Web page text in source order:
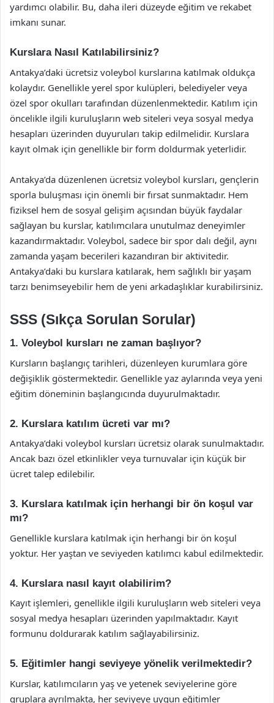
yardımcı olabilir. Bu, daha ileri düzeyde eğitim ve rekabet
imkanı sunar.
Kurslara Nasıl Katılabilirsiniz?
Antakya’daki ücretsiz voleybol kurslarına katılmak oldukça
kolaydır. Genellikle yerel spor kulüpleri, belediyeler veya
özel spor okulları tarafından düzenlenmektedir. Katılım için
öncelikle ilgili kuruluşların web siteleri veya sosyal medya
hesapları üzerinden duyuruları takip edilmelidir. Kurslara
kayıt olmak için genellikle bir form doldurmak yeterlidir.
Antakya’da düzenlenen ücretsiz voleybol kursları, gençlerin
sporla buluşması için önemli bir fırsat sunmaktadır. Hem
fiziksel hem de sosyal gelişim açısından büyük faydalar
sağlayan bu kurslar, katılımcılara unutulmaz deneyimler
kazandırmaktadır. Voleybol, sadece bir spor dalı değil, aynı
zamanda yaşam becerileri kazandıran bir aktivitedir.
Antakya’daki bu kurslara katılarak, hem sağlıklı bir yaşam
tarzı benimseyebilir hem de yeni arkadaşlıklar kurabilirsiniz.
SSS (Sıkça Sorulan Sorular)
1. Voleybol kursları ne zaman başlıyor?
Kursların başlangıç tarihleri, düzenleyen kurumlara göre
değişiklik göstermektedir. Genellikle yaz aylarında veya yeni
eğitim döneminin başlangıcında duyurulmaktadır.
2. Kurslara katılım ücreti var mı?
Antakya’daki voleybol kursları ücretsiz olarak sunulmaktadır.
Ancak bazı özel etkinlikler veya turnuvalar için küçük bir
ücret talep edilebilir.
3. Kurslara katılmak için herhangi bir ön koşul var
mı?
Genellikle kurslara katılmak için herhangi bir ön koşul
yoktur. Her yaştan ve seviyeden katılımcı kabul edilmektedir.
4. Kurslara nasıl kayıt olabilirim?
Kayıt işlemleri, genellikle ilgili kuruluşların web siteleri veya
sosyal medya hesapları üzerinden yapılmaktadır. Kayıt
formunu doldurarak katılım sağlayabilirsiniz.
5. Eğitimler hangi seviyeye yönelik verilmektedir?
Kurslar, katılımcıların yaş ve yetenek seviyelerine göre
gruplara ayrılmakta, her seviyeye uygun eğitimler